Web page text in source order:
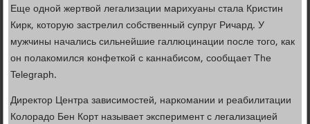
Еще одной жертвой легализации марихуаны стала Кристин
Кирк, которую застрелил собственный супруг Ричард. У
мужчины начались сильнейшие галлюцинации после того, как
он полакомился конфеткой с каннабисом, сообщает The
Telegraph.
Директор Центра зависимостей, наркомании и реабилитации
Колорадо Бен Корт называет эксперимент с легализацией